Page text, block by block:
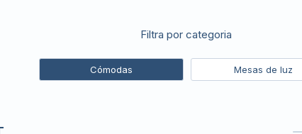
Filtra por categoria
Cómodas Mesas de luz